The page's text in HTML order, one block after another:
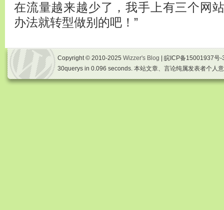
在流量越来越少了，我手上有三个网
办法就转型做别的吧！”
Copyright © 2010-2025Wizzer's Blog| 皖ICP备15001937号
30querys in 0.096 seconds. 本站文章、言论纯属发表者个人